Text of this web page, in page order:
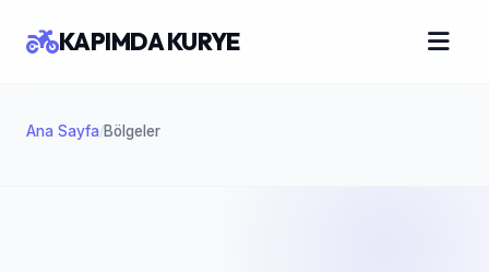
Ana Sayfa/Bölgeler
KAPIMDA KURYE